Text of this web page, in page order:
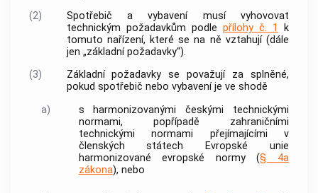
(2)
Spotřebič a vybavení musí vyhovovat
technickým požadavkům podle přílohy č. 1
k
tomuto nařízení, které se na ně vztahují (dále
jen „základní požadavky“).
(3)
Základní požadavky se považují za splněné,
pokud spotřebič nebo vybavení je ve shodě
a)
s harmonizovanými českými technickými
normami, popřípadě zahraničními
technickými normami přejímajícími v
členských státech Evropské unie
harmonizované evropské normy (§ 4a
zákona), nebo